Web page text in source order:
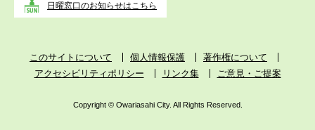
日曜窓口のお知らせはこちら
このサイトについて 個人情報保護
著作権について
アクセシビリティポリシー
リンク集 ご意見・ご提案
Copyright © Owariasahi City. All Rights Reserved.